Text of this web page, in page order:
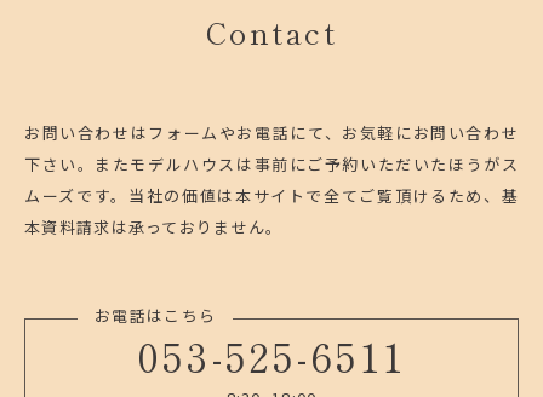
Contact
お問い合わせはフォームやお電話にて、お気軽にお問い合わせ
下さい。 またモデルハウスは事前にご予約いただいたほうがス
ムーズです。 当社の価値は本サイトで全てご覧頂けるため、基
本資料請求は承っておりません。
お電話はこちら
053-525-6511